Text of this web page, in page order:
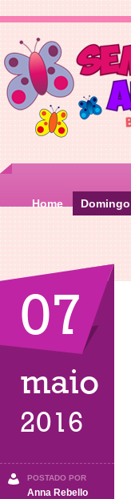
Home Domingo
07
maio
2016
POSTADO POR
Anna Rebello